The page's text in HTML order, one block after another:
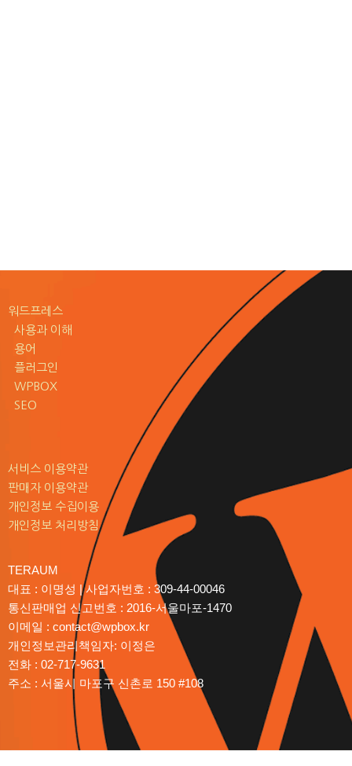
워드프레스
사용과 이해
용어
플러그인
WPBOX
SEO
서비스 이용약관
판매자 이용약관
개인정보 수집이용
개인정보 처리방침
TERAUM
대표 : 이명성 | 사업자번호 : 309-44-00046
통신판매업 신고번호 : 2016-서울마포-1470
이메일 : contact@wpbox.kr
개인정보관리책임자: 이정은
전화 : 02-717-9631
주소 : 서울시 마포구 신촌로 150 #108